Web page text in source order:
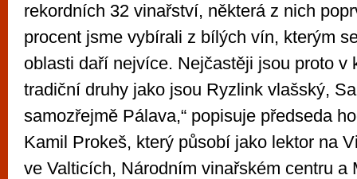
rekordních 32 vinařství, některá z nich
procent jsme vybírali z bílých vín, kterým
oblasti daří nejvíce. Nejčastěji jsou proto v
tradiční druhy jako jsou Ryzlink vlašský,
samozřejmě Pálava,“ popisuje předseda
Kamil Prokeš, který působí jako lektor na
ve Valticích, Národním vinařském centru a